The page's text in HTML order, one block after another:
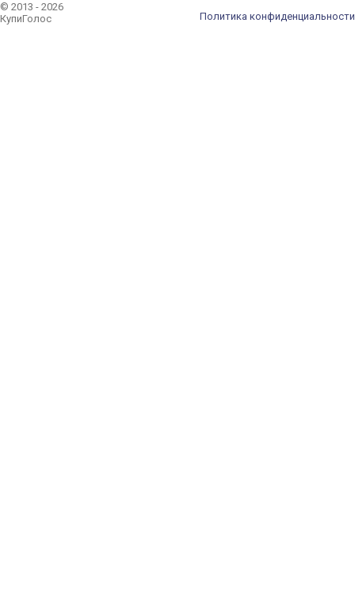
© 2013 - 2026
КупиГолос
Политика конфиденциальности